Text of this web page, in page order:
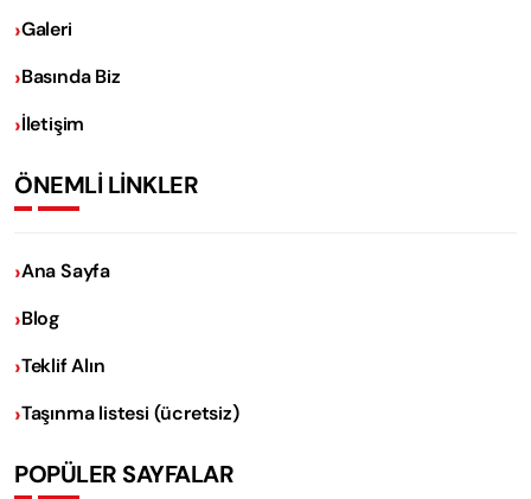
Galeri
Basında Biz
İletişim
ÖNEMLİ LİNKLER
Ana Sayfa
Blog
Teklif Alın
Taşınma listesi (ücretsiz)
POPÜLER SAYFALAR